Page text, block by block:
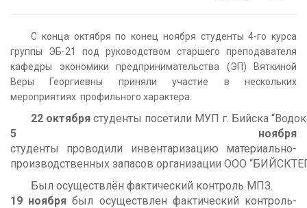
С конца октября по конец ноября студенты 4-го курса
группы ЭБ-21 под руководством старшего преподавателя
кафедры экономики предпринимательства (ЭП) Вяткиной
Веры Георгиевны приняли участие в нескольких
мероприятиях профильного характера.
22 октября студенты посетили МУП г. Бийска
5 ноября
студенты проводили инвентаризацию материально-
производственных запасов организации ООО
Был осуществлён фактический контроль МПЗ.
19 ноября был осуществлен фактический контроль-